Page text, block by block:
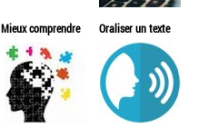
Mieux comprendre Oraliser un texte